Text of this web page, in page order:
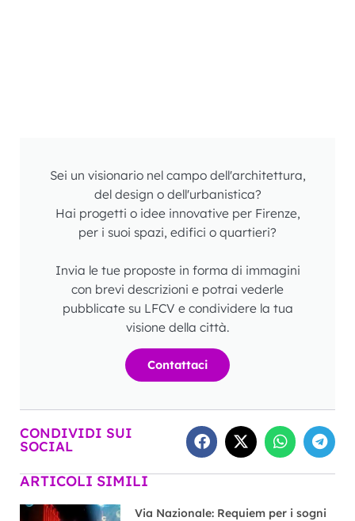
Sei un visionario nel campo dell'architettura,
del design o dell'urbanistica?
Hai progetti o idee innovative per Firenze,
per i suoi spazi, edifici o quartieri?
Invia le tue proposte in forma di immagini
con brevi descrizioni e potrai vederle
pubblicate su LFCV e condividere la tua
visione della città.
Contattaci
CONDIVIDI SUI
SOCIAL
ARTICOLI SIMILI
Via Nazionale: Requiem per i sogni